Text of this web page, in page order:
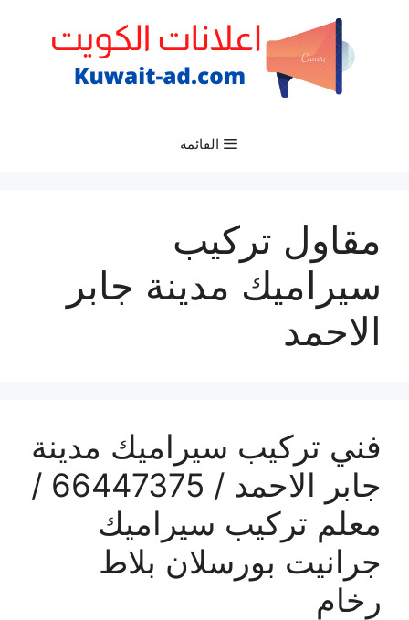
القائمة
مقاول تركيب
سيراميك مدينة جابر
الاحمد
فني تركيب سيراميك مدينة
جابر الاحمد / 66447375 /
معلم تركيب سيراميك
جرانيت بورسلان بلاط
رخام